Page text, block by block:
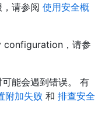
请参阅 使用安全概
configuration，请参
能会遇到错误。 有
附加失败 和 排查安全